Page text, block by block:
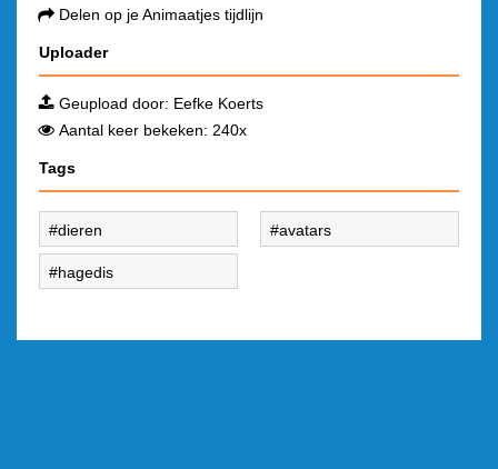
Delen op je Animaatjes tijdlijn
Uploader
Geupload door: Eefke Koerts
Aantal keer bekeken: 240x
Tags
dieren avatars
hagedis